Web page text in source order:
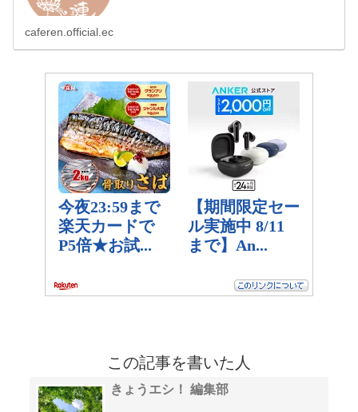
caferen.official.ec
この記事を書いた人
きょうエシ！ 編集部